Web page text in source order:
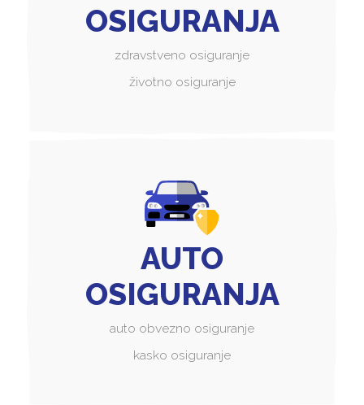
OSIGURANJA
zdravstveno osiguranje
životno osiguranje
AUTO
OSIGURANJA
auto obvezno osiguranje
kasko osiguranje